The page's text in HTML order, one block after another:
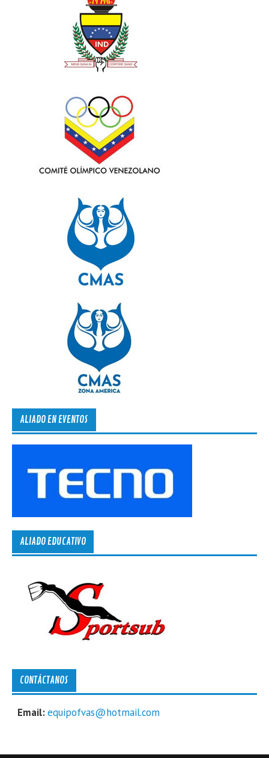
ALIADO EN EVENTOS
ALIADO EDUCATIVO
CONTÁCTANOS
Email:equipofvas@hotmail.com